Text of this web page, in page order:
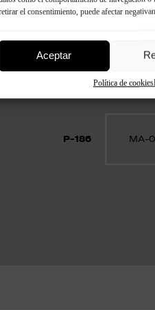
el consentimiento, puede afectar
Aceptar
Política de cookies
P-186 MA-